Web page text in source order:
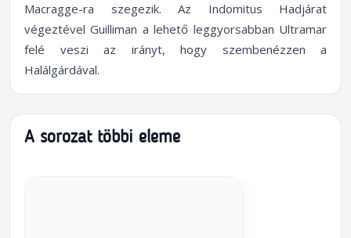
Macragge-ra szegezik. Az Indomitus Hadjárat
végeztével Guilliman a lehető leggyorsabban Ultramar
felé veszi az irányt, hogy szembenézzen a
Halálgárdával.
A sorozat többi eleme